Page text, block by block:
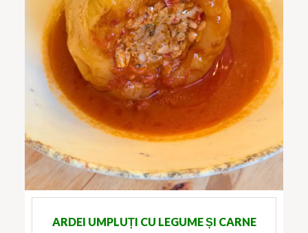
ARDEI UMPLUȚI CU LEGUME ȘI CARNE